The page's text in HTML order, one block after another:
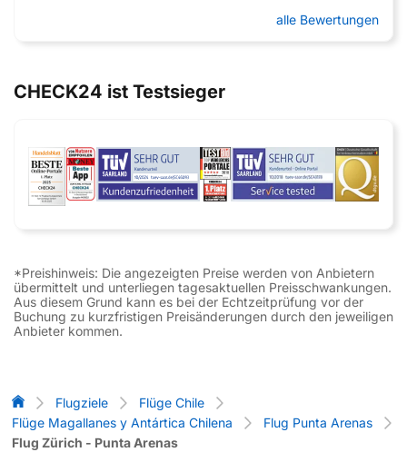
alle Bewertungen
CHECK24 ist Testsieger
*Preishinweis: Die angezeigten Preise werden von Anbietern
übermittelt und unterliegen tagesaktuellen Preisschwankungen.
Aus diesem Grund kann es bei der Echtzeitprüfung vor der
Buchung zu kurzfristigen Preisänderungen durch den jeweiligen
Anbieter kommen.
Flug-Vergleich
Flugziele
Flüge Chile
Flüge Magallanes y Antártica Chilena
Flug Punta Arenas
Flug Zürich - Punta Arenas